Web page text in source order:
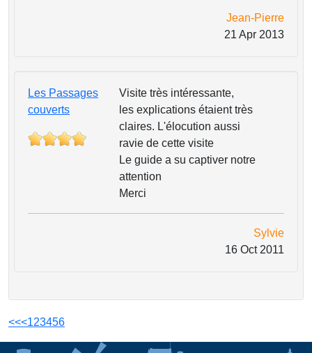
Jean-Pierre
21 Apr 2013
Les Passages
couverts
Visite très intéressante,
les explications étaient très
claires. L'élocution aussi
ravie de cette visite
Le guide a su captiver notre
attention
Merci
Sylvie
16 Oct 2011
<<<123456